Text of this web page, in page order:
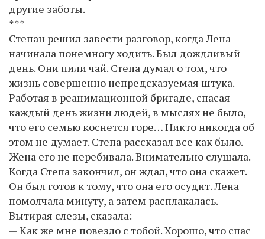
другие заботы.
***
Степан решил завести разговор, когда Лена
начинала понемногу ходить. Был дождливый
день. Они пили чай. Степа думал о том, что
жизнь совершенно непредсказуемая штука.
Работая в реанимационной бригаде, спасая
каждый день жизни людей, в мыслях не было,
что его семью коснется горе… Никто никогда об
этом не думает. Степа рассказал все как было.
Жена его не перебивала. Внимательно слушала.
Когда Степа закончил, он ждал, что она скажет.
Он был готов к тому, что она его осудит. Лена
помолчала минуту, а затем расплакалась.
Вытирая слезы, сказала:
— Как же мне повезло с тобой. Хорошо, что спас